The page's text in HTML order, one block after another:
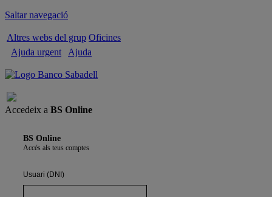
Saltar navegació
Altres webs del grup Oficines
Ajuda urgent
Ajuda
Accedeix a BS Online
BS Online
Accés als teus comptes
Usuari (DNI)